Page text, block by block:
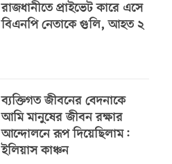
রাজধানীতে প্রাইভেট কারে এসে
বিএনপি নেতাকে গুলি, আহত ২
ব্যক্তিগত জীবনের বেদনাকে
আমি মানুষের জীবন রক্ষার
আন্দোলনে রূপ দিয়েছিলাম:
ইলিয়াস কাঞ্চন